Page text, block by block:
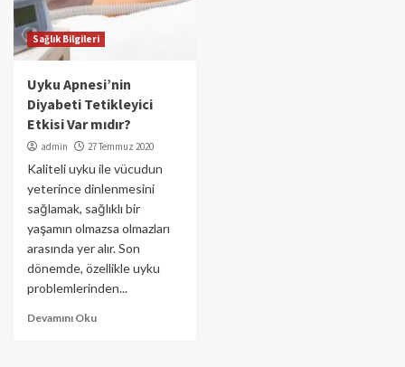
Sağlık Bilgileri
Uyku Apnesi’nin
Diyabeti Tetikleyici
Etkisi Var mıdır?
admin 27 Temmuz 2020
Kaliteli uyku ile vücudun
yeterince dinlenmesini
sağlamak, sağlıklı bir
yaşamın olmazsa olmazları
arasında yer alır. Son
dönemde, özellikle uyku
problemlerinden...
Devamını Oku